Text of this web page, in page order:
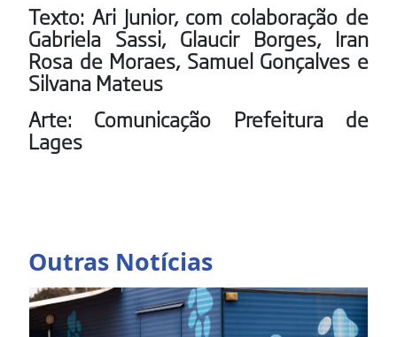
Texto: Ari Junior, com colaboração de
Gabriela Sassi, Glaucir Borges, Iran
Rosa de Moraes, Samuel Gonçalves e
Silvana Mateus
Arte: Comunicação Prefeitura de
Lages
Outras Notícias